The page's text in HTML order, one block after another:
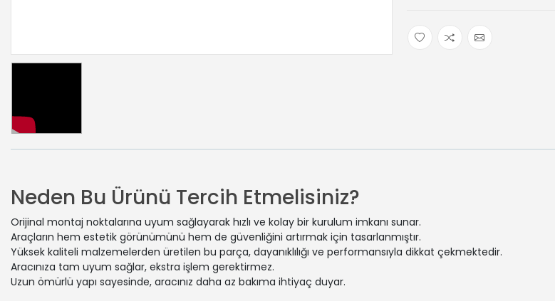
Neden Bu Ürünü Tercih Etmelisiniz?
Orijinal montaj noktalarına uyum sağlayarak hızlı ve kolay bir kurulum imkanı sunar.
Araçların hem estetik görünümünü hem de güvenliğini artırmak için tasarlanmıştır.
Yüksek kaliteli malzemelerden üretilen bu parça, dayanıklılığı ve performansıyla dikkat çekmektedir.
Aracınıza tam uyum sağlar, ekstra işlem gerektirmez.
Uzun ömürlü yapı sayesinde, aracınız daha az bakıma ihtiyaç duyar.